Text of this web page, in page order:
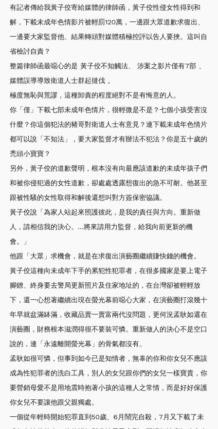
有記者傳給我黃子佼寄給媒體的律師函，黃子佼性侵女性得到和
解，下載未成年色情影片被輕罰120萬，一邊跟大眾道歉求復出、
一邊要大家監督他、結果轉頭對媒體積極控評以告人要挾。這叫自
省檢討自責？
整篇律師函最噁心的是 黃子佼不知觸法、 涉案之影片僅有7部 、
媒體誤導導致衛道人士群起撻伐 。
極度無恥與荒謬，這種卸責的程度絕對不是有悔意的人。
你「僅」下載七部未成年色情片，很輕微是不是？七個小孩受害沒
什麼？你這個犯法的豬哥對衛道人士有意見？連下載未成年色情片
都可以說「不知法」，要大家監督才有辦法不犯法？你是五十歲的
禿頭小寶寶？
另外，黃子佼的道歉聲明，根本沒有向最應該道歉的未成年孩子們
和被你侵犯過的女性道歉，卻處處透露想復出的急不可耐。他甚至
跟被性騷的女性取得和解後還想叫對方簽保密協議。
黃子佼說「為家人站起來照護彼此，是我的責任與方向。重新做
人，請相信我的決心。…將來請用力監督，給我向前更新的機
會。」
他跟「大眾」求機會，就是在求復出演藝圈繼續賺快錢的機會。
黃子佼這種向未成年下手的累犯性犯罪者，在很多國家是要上電子
腳鐐、終身要去警局更新照片及住家地址的，在台灣卻被輕輕放
下，還一心想著繼續出現在螢光幕前噁心大家，在演藝圈打滾幾十
年早就盆滿缽滿，收藏品賣一賣富兩代沒問題，更何況孟耿如還在
演藝圈，財務根本滋潤得很不要裝可憐。重新做人的決心不是空口
說的，連「永遠離開螢光幕」的骨氣都沒有。
孟耿如很可憐，但事到如今已是知情者，無辜的你和你女兒不應該
成為性犯罪者的洗白工具，別人的女兒跟你們的女兒一樣寶貴，你
要營銷母愛不是用地震時抱著小孩的這種人之常情，而是好好保護
你女兒不要讓他跟父親獨處。
一個從年輕時開始犯罪直到50歲、6月鬧完自殺，7月又下載了未